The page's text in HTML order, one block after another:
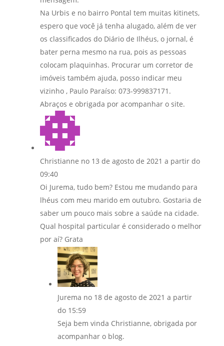
Na Urbis e no bairro Pontal tem muitas kitinets,
espero que você já tenha alugado, além de ver
os classificados do Diário de Ilhéus, o jornal, é
bater perna mesmo na rua, pois as pessoas
colocam plaquinhas. Procurar um corretor de
imóveis também ajuda, posso indicar meu
vizinho , Paulo Paraíso: 073-999837171.
Abraços e obrigada por acompanhar o site.
Christianne no 13 de agosto de 2021 a partir do
09:40
Oi Jurema, tudo bem? Estou me mudando para
lhéus com meu marido em outubro. Gostaria de
saber um pouco mais sobre a saúde na cidade.
Qual hospital particular é considerado o melhor
por aí? Grata
Jurema no 18 de agosto de 2021 a partir
do 15:59
Seja bem vinda Christianne, obrigada por
acompanhar o blog.